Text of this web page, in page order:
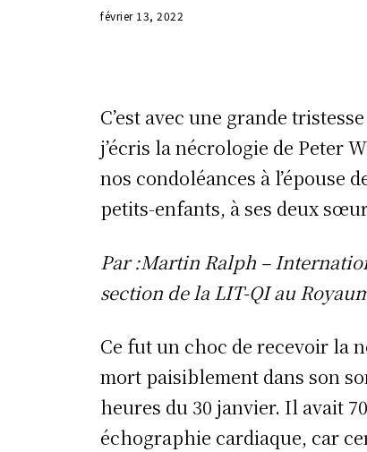
février 13, 2022
C’est avec une grande
j’écris la nécrologie de Peter
nos condoléances à l’épouse
petits-enfants, à ses deux
Par :Martin Ralph –
section de la LIT-QI au
Ce fut un choc de recevoir la
mort paisiblement dans son
heures du 30 janvier. Il avait
échographie cardiaque, car